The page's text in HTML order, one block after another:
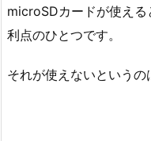
microSDカードが使え
利点のひとつです。
それが使えないというの